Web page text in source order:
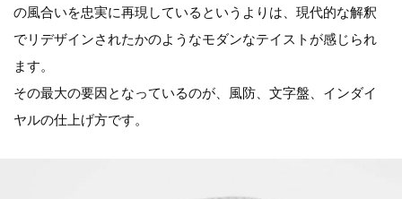
の風合いを忠実に再現しているというよりは、現代的な解釈
でリデザインされたかのようなモダンなテイストが感じられ
ます。
その最大の要因となっているのが、風防、文字盤、インダイ
ヤルの仕上げ方です。